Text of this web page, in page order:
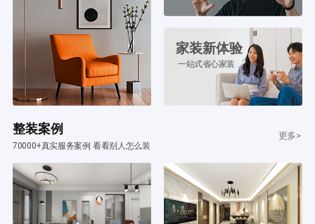
家装新体验
一站式省心家装
整装案例
70000+真实服务案例 看看别人怎么装
更多>